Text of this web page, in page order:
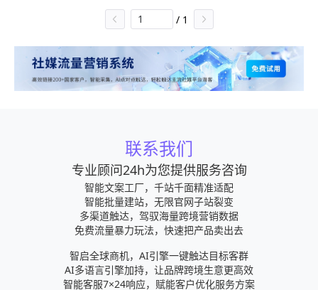
总存储大小，点击这些联系人线程/对话中的任何一个
以对特定对话数据采取操作；5、滚动查看与该联系
人对话的详细信息列表（显示照片，GIF，视频，语
音消息，文档，贴纸等，总计数和存储大小），然后
输入电话号码。10、选择发送代码11、输入你刚刚收
到的验证码。12、点击13、点击下一步方法2：在
iOS或安卓上激活WhatsApp1、在手机或平板电脑上
安装WhatsApp。2、打开WhatsApp。3、点击屏幕
底部的同意并继续4、在方框中输入新的电话号码并
入验证码。8、点击弹出窗口中的现在不行9、在下一
个界面中输入你的名字以完成设置。方法3：在
Windows电脑上激活WhatsApp1、打开电脑上的浏
览器。2、前往BlueStacks3、选择屏幕顶部中间的下
载4、在电脑上打开并安装BlueStacks下载文件。5、
打开BlueStacks。6、打开7、在顶部的搜索栏中搜索
WhatsApp。8、点击安装9、点击屏幕底部的同意并
/ 1
联系我们
专业顾问24h为您提供服务咨询
智能文案工厂，千站千面精准适配
智能批量建站，无限官网子站裂变
多渠道触达，驾驭海量跨境营销数据
免费流量暴力玩法，快速把产品卖出去
智启全球商机，AI引擎一键触达目标客群
AI多语言引擎加持，让品牌跨境生意更高效
智能客服7×24响应，赋能客户优化服务方案